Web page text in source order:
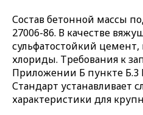
Состав бетонной массы
27006-86. В качестве
сульфатостойкий цемент,
хлориды. Требования к
Приложении Б пункте Б.3
Стандарт устанавливает
характеристики для